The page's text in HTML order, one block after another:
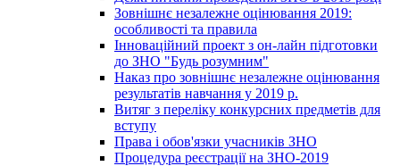
Зовнішнє незалежне оцінювання 2019:
особливості та правила
Інноваційний проект з он-лайн підготовки
до ЗНО "Будь розумним"
Наказ про зовнішнє незалежне оцінювання
результатів навчання у 2019 р.
Витяг з переліку конкурсних предметів для
вступу
Права і обов'язки учасників ЗНО
Процедура реєстрації на ЗНО-2019